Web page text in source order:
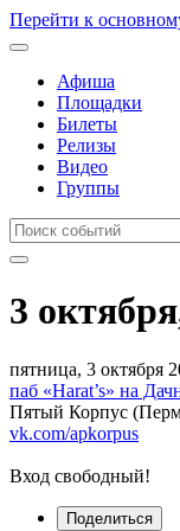
Перейти к
Афиша
Площадки
Билеты
Релизы
Видео
Группы
3
пятница, 3 октября
паб «Harat’s» на
Пятый Корпус
vk.com/apkorpus
Вход свободный!
Поделиться